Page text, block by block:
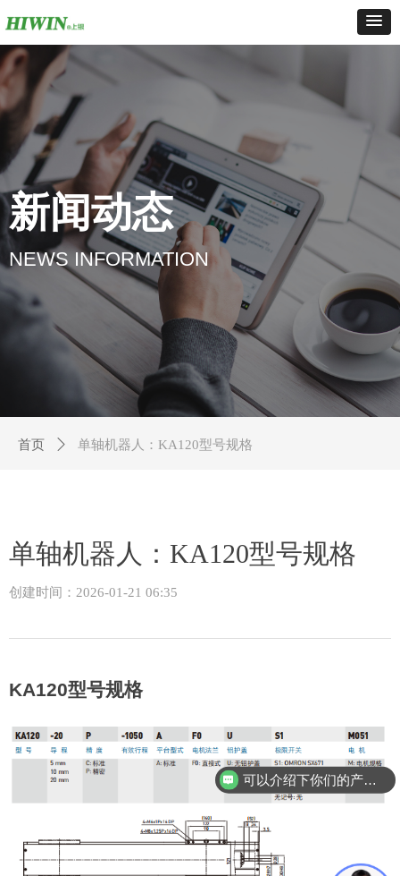
新闻动态
NEWS INFORMATION
首页 ꄲ 单轴机器人：KA120型号规格
单轴机器人：KA120型号规格
创建时间： 2026-01-21 06:35
KA120型号规格
可以介绍下你们的产品么？